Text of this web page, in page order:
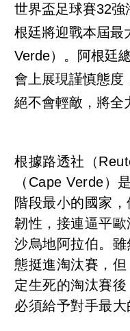
世界盃足球賽32
根廷將迎戰本屆最
Verde）。阿根廷
會上展現謹慎態度
絕不會輕敵，將全
根據路透社（
（Cape Verde）
階段最小的國家
韌性，接連逼平
沙烏地阿拉伯。
態挺進淘汰賽，
定生死的淘汰賽
必須給予對手最大